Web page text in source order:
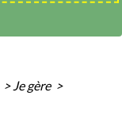
> Je gère >